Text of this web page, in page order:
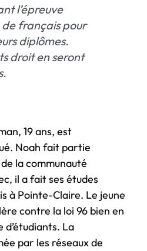
l’épreuve
français pour
diplômes.
droit en seront
19 ans, est
Noah fait partie
la communauté
il a fait ses études
à Pointe-Claire. Le jeune
contre la loi 96 bien en
La
par les réseaux de